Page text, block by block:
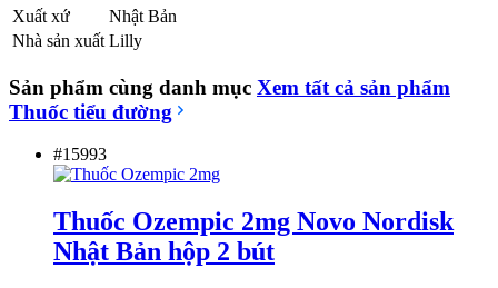
Xuất xứ
Nhật Bản
Nhà sản xuất Lilly
Sản phẩm cùng danh mục Xem tất cả sản phẩm
Thuốc tiểu đường
#15993
Thuốc Ozempic 2mg Novo Nordisk
Nhật Bản hộp 2 bút